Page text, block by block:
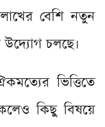
বেশি নতুন
উদ্যোগ চলছে।
ভিত্তিতে
কিছু বিষয়ে